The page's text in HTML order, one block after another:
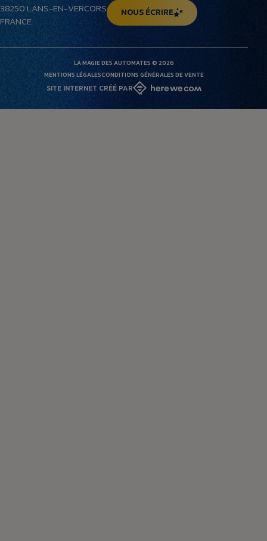
38250LANS-EN-VERCORS
FRANCE
NOUS ÉCRIRE
LA MAGIE DES AUTOMATES © 2026
MENTIONS LÉGALESCONDITIONS GÉNÉRALES DE VENTE
SITE INTERNET CRÉÉ PAR